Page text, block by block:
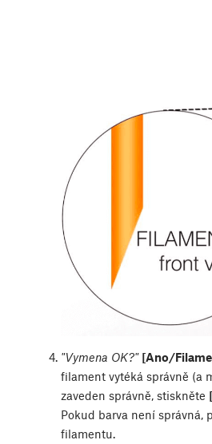
"Vymena OK?" [Ano/
filament vytéká správně (a
zaveden správně, stiskněte
Pokud barva není správná,
filamentu.